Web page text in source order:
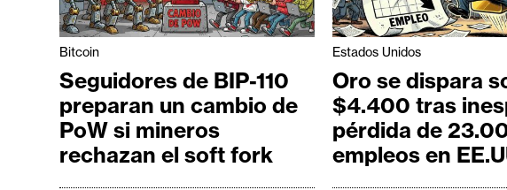
P
u
b
l
i
c
i
Bitcoin
Seguidores de BIP-110
preparan un cambio de
PoW si mineros
rechazan el soft fork
Estados Unidos
Oro se dispara
$4.400 tras
pérdida de
empleos en